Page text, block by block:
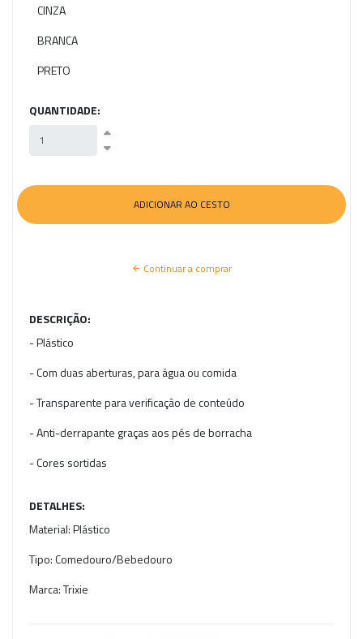
CINZA
BRANCA
PRETO
QUANTIDADE:
Continuar a comprar
DESCRIÇÃO:
- Plástico
- Com duas aberturas, para água ou comida
- Transparente para verificação de conteúdo
- Anti-derrapante graças aos pés de borracha
- Cores sortidas
DETALHES:
Material:Plástico
Tipo:Comedouro/Bebedouro
Marca:Trixie